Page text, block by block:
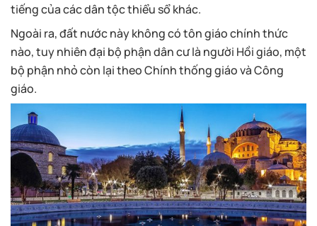
tiếng của các dân tộc thiểu sổ khác.
Ngoài ra, đất nước này không có tôn giáo chính thức
nào, tuy nhiên đại bộ phận dân cư là người Hồi giáo, một
bộ phận nhỏ còn lại theo Chính thống giáo và Công
giáo.